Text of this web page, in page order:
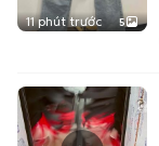
11 phút trước 5